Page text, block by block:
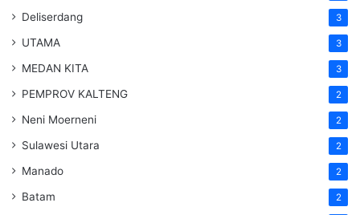
Deliserdang 3
UTAMA 3
MEDAN KITA 3
PEMPROV KALTENG 2
Neni Moerneni 2
Sulawesi Utara 2
Manado 2
Batam 2